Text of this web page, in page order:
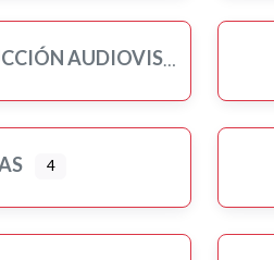
AUDIOVISUAL
4